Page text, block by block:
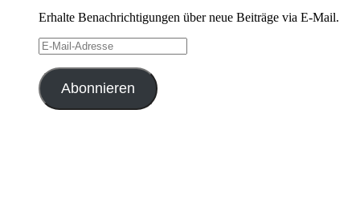
Erhalte Benachrichtigungen über neue Beiträge via E-Mail.
E-
Mail-
Adresse
Abonnieren